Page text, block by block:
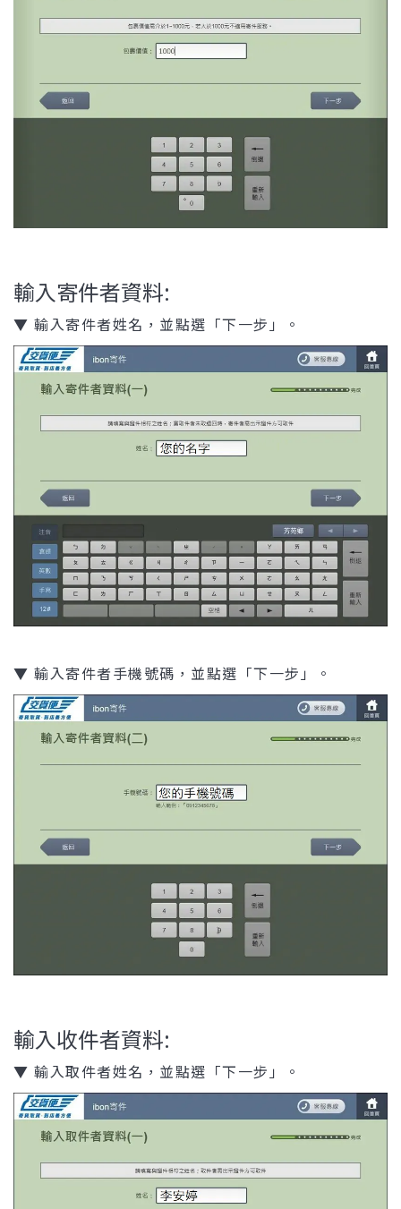
輸入寄件者資料:
▼ 輸入寄件者姓名，並點選「下一步」。
▼ 輸入寄件者手機號碼，並點選「下一步」。
輸入收件者資料:
▼ 輸入取件者姓名，並點選「下一步」。